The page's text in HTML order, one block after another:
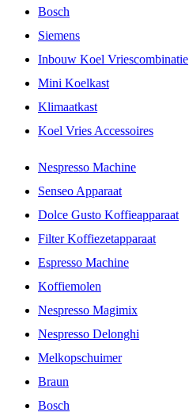
Bosch
Siemens
Inbouw Koel Vriescombinatie
Mini Koelkast
Klimaatkast
Koel Vries Accessoires
Nespresso Machine
Senseo Apparaat
Dolce Gusto Koffieapparaat
Filter Koffiezetapparaat
Espresso Machine
Koffiemolen
Nespresso Magimix
Nespresso Delonghi
Melkopschuimer
Braun
Bosch